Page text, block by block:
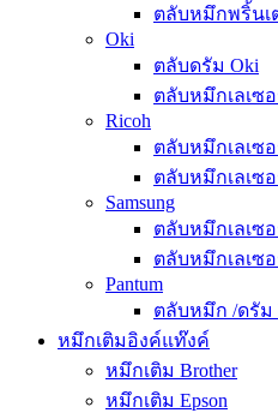
ตลับหมึกพริ้นเ
Oki
ตลับดรัม Oki
ตลับหมึกเลเซ
Ricoh
ตลับหมึกเลเซอ
ตลับหมึกเลเซ
Samsung
ตลับหมึกเลเซอ
ตลับหมึกเลเซอ
Pantum
ตลับหมึก /ดรัม
หมึกเติมอิงค์แท๊งค์
หมึกเติม Brother
หมึกเติม Epson